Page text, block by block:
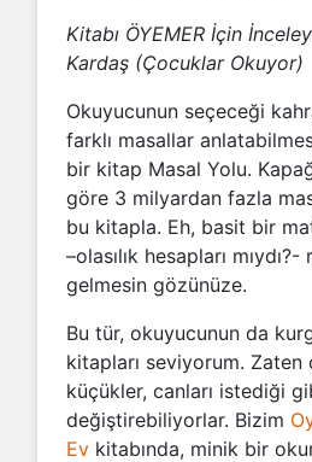
Kitabı ÖYEMER İçin
Kardaş (Çocuklar Okuyor)
Okuyucunun seçeceği
farklı masallar
bir kitap Masal Yolu.
göre 3 milyardan fazla
bu kitapla. Eh, basit bir
–olasılık hesapları
gelmesin gözünüze.
Bu tür, okuyucunun da
kitapları seviyorum.
küçükler, canları istediği
değiştirebiliyorlar. Bizim
Ev kitabında, minik bir